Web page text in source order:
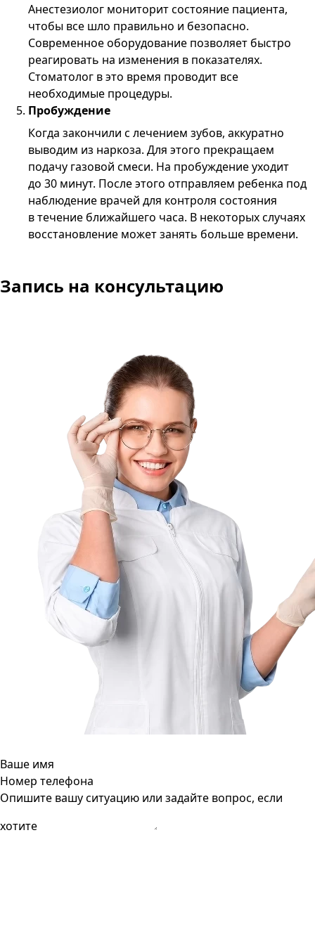
Анестезиолог мониторит состояние пациента,
чтобы все шло правильно и безопасно.
Современное оборудование позволяет быстро
реагировать на изменения в показателях.
Стоматолог в это время проводит все
необходимые процедуры.
Пробуждение
Когда закончили с лечением зубов, аккуратно
выводим из наркоза. Для этого прекращаем
подачу газовой смеси. На пробуждение уходит
до 30 минут. После этого отправляем ребенка под
наблюдение врачей для контроля состояния
в течение ближайшего часа. В некоторых случаях
восстановление может занять больше времени.
Запись на консультацию
Ваше имя
Номер телефона
Опишите вашу ситуацию или задайте вопрос, если
хотите